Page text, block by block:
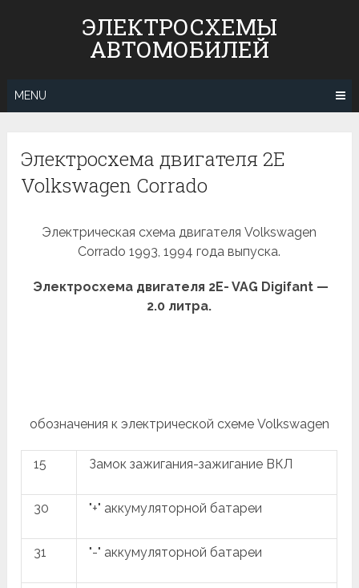
ЭЛЕКТРОСХЕМЫ
АВТОМОБИЛЕЙ
MENU
Электросхема двигателя 2E
Volkswagen Corrado
Электрическая схема двигателя Volkswagen
Corrado 1993, 1994 года выпуска.
Электросхема двигателя 2E- VAG Digifant —
2.0 литра.
обозначения к электрической схеме Volkswagen
15 Замок зажигания-зажигание ВКЛ
30 "+" аккумуляторной батареи
31 "-" аккумуляторной батареи